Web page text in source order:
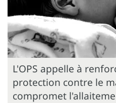
L'OPS appelle à
protection contre le
compromet